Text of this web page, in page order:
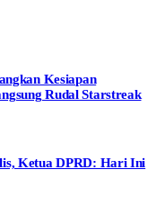
Kesiapan
Rudal Starstreak
Ketua DPRD: Hari Ini